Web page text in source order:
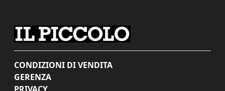
CONDIZIONI DI VENDITA
GERENZA